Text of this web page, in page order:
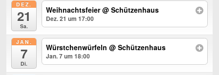
DEZ.
21
Sa.
Weihnachtsfeier@ Schützenhaus
Dez. 21 um 17:00
JAN.
7
Di.
Würstchenwürfeln @ Schützenhaus
Jan. 7 um 18:00